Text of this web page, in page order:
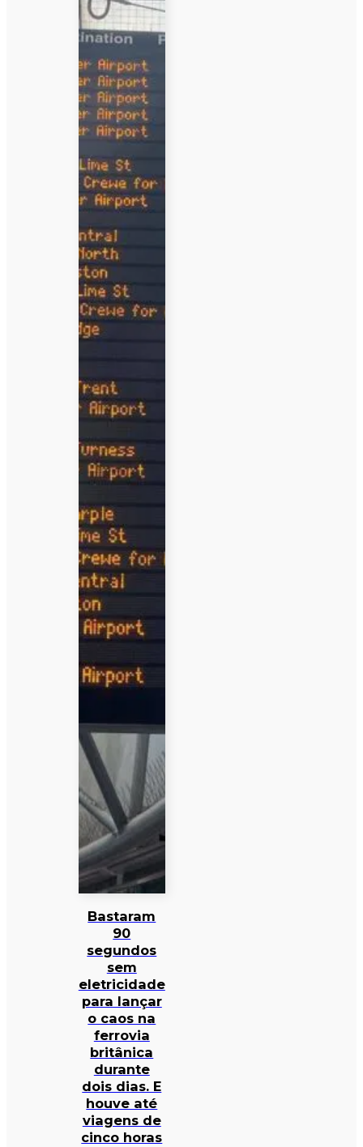
Bastaram
90
segundos
sem
eletricidade
para lançar
o caos na
ferrovia
britânica
durante
dois dias. E
houve até
viagens de
cinco horas